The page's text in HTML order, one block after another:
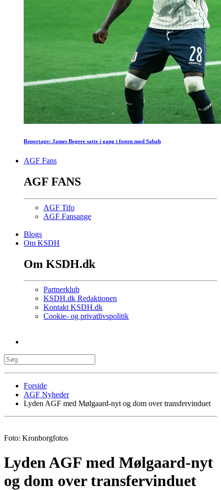
Reportage: James Bogere satte i gang i festen mod Sabah
AGF Fans
AGF FANS
AGF Tifo
AGF Fansange
Blogs
Om KSDH
Om KSDH.dk
Partnerklub
KSDH.dk Redaktionen
Kontakt KSDH.dk
Cookie- og privatlivspolitik
Forside
AGF Nyheder
Lyden AGF med Mølgaard-nyt og dom over transfervinduet
Foto: Kronborgfotos
Lyden AGF med Mølgaard-nyt
og dom over transfervinduet